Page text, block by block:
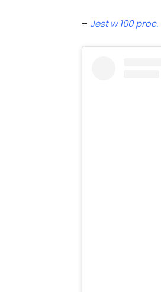
– Jest w 100